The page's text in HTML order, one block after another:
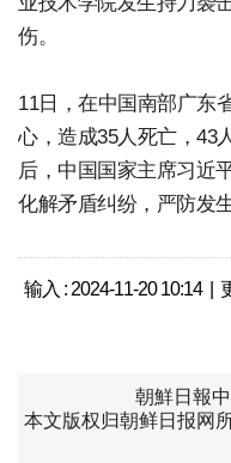
伤。
11日，在中国南部广东
心，造成35人死亡，43
后，中国国家主席习近
化解矛盾纠纷，严防发
输入 : 2024-11-20 10:14 |
朝鮮日報
本文版权归朝鲜日报网